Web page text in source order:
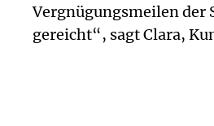
Vergnügungsmeilen der
gereicht“, sagt Clara,